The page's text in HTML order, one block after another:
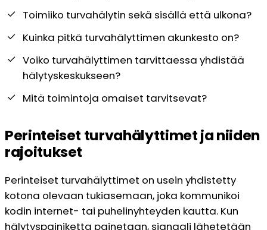
Toimiiko turvahälytin sekä sisällä että ulkona?
Kuinka pitkä turvahälyttimen akunkesto on?
Voiko turvahälyttimen tarvittaessa yhdistää
hälytyskeskukseen?
Mitä toimintoja omaiset tarvitsevat?
Perinteiset turvahälyttimet ja niiden
rajoitukset
Perinteiset turvahälyttimet on usein yhdistetty
kotona olevaan tukiasemaan, joka kommunikoi
kodin internet- tai puhelinyhteyden kautta. Kun
hälytyspainiketta painetaan, signaali lähetetään